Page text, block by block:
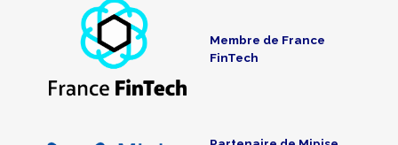
Membre de France
FinTech